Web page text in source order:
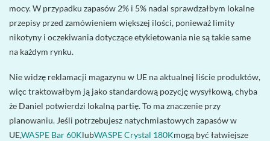
mocy. W przypadku zapasów 2% i 5% nadal sprawdzałbym lokalne
przepisy przed zamówieniem większej ilości, ponieważ limity
nikotyny i oczekiwania dotyczące etykietowania nie są takie same
na każdym rynku.
Nie widzę reklamacji magazynu w UE na aktualnej liście produktów,
więc traktowałbym ją jako standardową pozycję wysyłkową, chyba
że Daniel potwierdzi lokalną partię. To ma znaczenie przy
planowaniu. Jeśli potrzebujesz natychmiastowych zapasów w
UE,WASPE Bar 60KlubWASPE Crystal 180Kmogą być łatwiejsze